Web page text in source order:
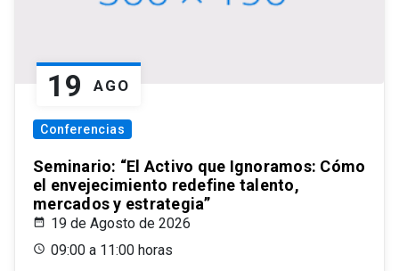
19 AGO
Conferencias
Seminario: “El Activo que Ignoramos: Cómo
el envejecimiento redefine talento,
mercados y estrategia”
19 de Agosto de 2026
09:00 a 11:00 horas